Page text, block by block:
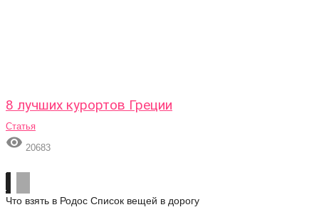
8 лучших курортов Греции
Статья
 20683
Что взять в Родос Список вещей в дорогу